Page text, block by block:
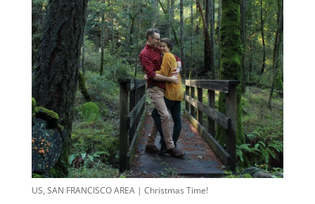
US, SAN FRANCISCO AREA | Christmas Time!